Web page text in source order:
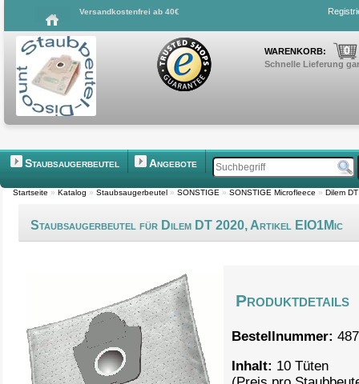
Versandkostenfrei ab 40€
WARENKORB: 0
Schnelle Lieferung
Staubsaugerbeutel Angebote
Startseite » Katalog » Staubsaugerbeutel » SONSTIGE » SONSTIGE Microfleece » Dilem
Staubsaugerbeutel für Dilem DT 2020, Artikel EIO1Mic
Produktdetails
Bestellnummer:
Inhalt: 10 Tüten